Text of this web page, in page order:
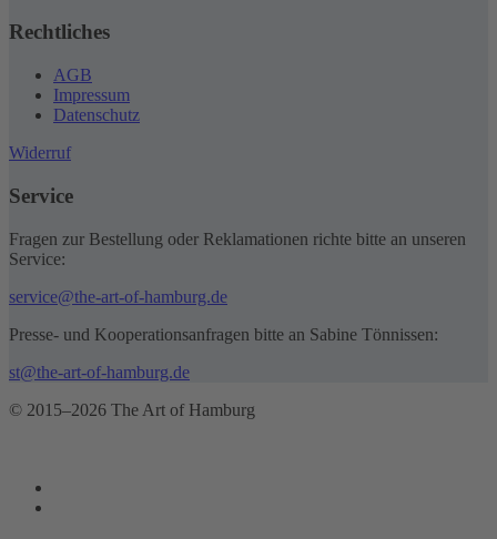
Rechtliches
AGB
Impressum
Datenschutz
Widerruf
Service
Fragen zur Bestellung oder Reklamationen richte bitte an unseren
Service:
service@the-art-of-hamburg.de
Presse- und Kooperationsanfragen bitte an Sabine Tönnissen:
st@the-art-of-hamburg.de
© 2015–2026 The Art of Hamburg